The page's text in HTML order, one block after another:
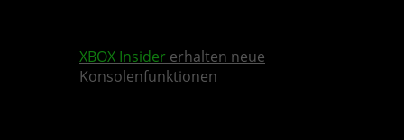
XBOX Insider erhalten neue
Konsolenfunktionen